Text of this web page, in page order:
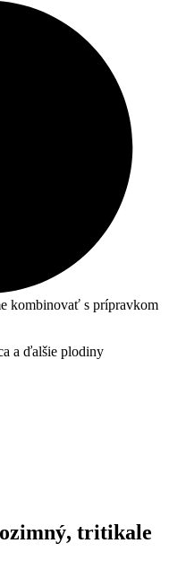
kombinovať s prípravkom
a ďalšie plodiny
tritikale